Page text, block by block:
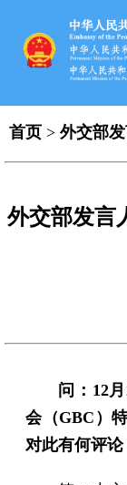
首页 > 外交部
外交部发言
问：12
会（GBC）
对此有何评论